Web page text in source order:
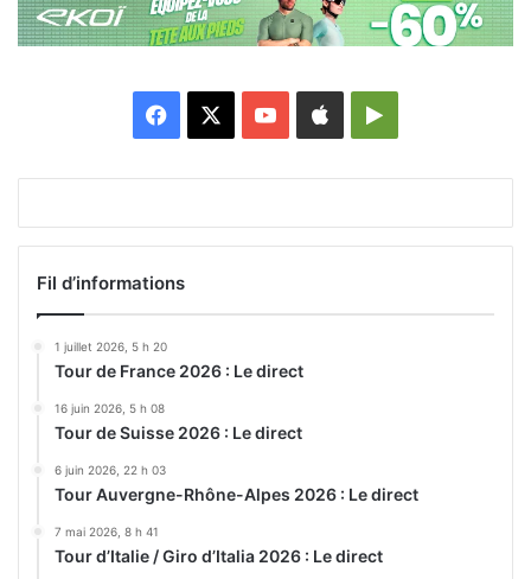
Facebook YouTubeAppleGoogle
Fil d’informations
1 juillet 2026, 5 h 20
Tour de France 2026 : Le direct
16 juin 2026, 5 h 08
Tour de Suisse 2026 : Le direct
6 juin 2026, 22 h 03
Tour Auvergne-Rhône-Alpes 2026 : Le direct
7 mai 2026, 8 h 41
Tour d’Italie / Giro d’Italia 2026 : Le direct